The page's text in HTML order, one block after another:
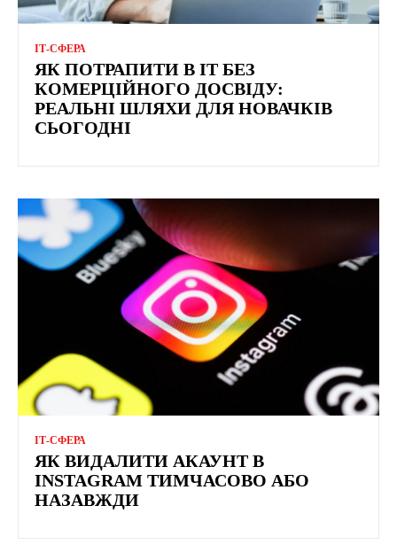
ІТ-СФЕРА
ЯК ПОТРАПИТИ В IT БЕЗ
КОМЕРЦІЙНОГО ДОСВІДУ:
РЕАЛЬНІ ШЛЯХИ ДЛЯ НОВАЧКІВ
СЬОГОДНІ
ІТ-СФЕРА
ЯК ВИДАЛИТИ АКАУНТ В
INSTAGRAM ТИМЧАСОВО АБО
НАЗАВЖДИ